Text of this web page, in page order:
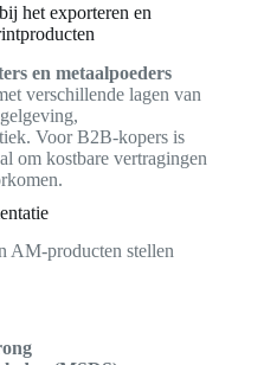
het exporteren en
en metaalpoeders
verschillende lagen van
Voor B2B-kopers is
om kostbare vertragingen
AM-producten stellen